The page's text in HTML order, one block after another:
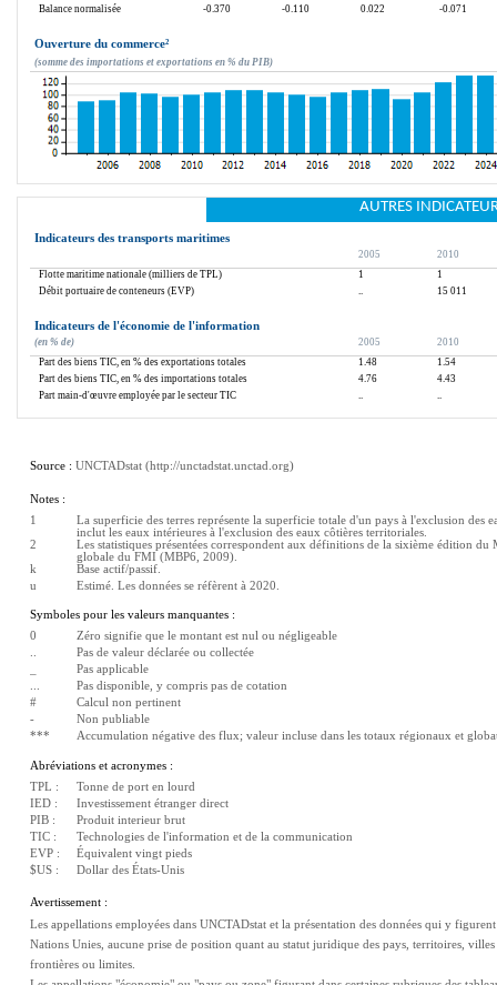
Balance normalisée
-0.370 -0.110 0.022 -0.071
Ouverture du commerce²
(somme des importations et exportations en % du PIB)
AUTRES
Indicateurs des transports maritimes
2005
2010
Flotte maritime nationale (milliers de TPL)
1
1
Débit portuaire de conteneurs (EVP)
15 011
Indicateurs de l'économie de l'information
(en % de) 2005
2010
Part des biens TIC, en % des exportations totales
1.48
1.54
Part des biens TIC, en % des importations totales
4.76
4.43
Part main-d'œuvre employée par le secteur TIC
Source : UNCTADstat (http://unctadstat.unctad.org)
Notes :
1
La superficie des terres représente la superficie totale d'un pays à l'exclusion
inclut les eaux intérieures à l'exclusion des eaux côtières territoriales.
2
Les statistiques présentées correspondent aux définitions de la sixième édition
globale du FMI (MBP6, 2009).
k
Base actif/passif.
u
Estimé. Les données se réfèrent à 2020.
Symboles pour les valeurs manquantes :
0
Zéro signifie que le montant est nul ou négligeable
Pas de valeur déclarée ou collectée
Pas applicable
Pas disponible, y compris pas de cotation
#
Calcul non pertinent
-
Non publiable
***
Accumulation négative des flux; valeur incluse dans les totaux régionaux et
Abréviations et acronymes :
TPL :
Tonne de port en lourd
IED :
Investissement étranger direct
PIB :
Produit interieur brut
TIC :
Technologies de l'information et de la communication
EVP :
Équivalent vingt pieds
$US :
Dollar des États-Unis
Avertissement :
Les appellations employées dans UNCTADstat et la présentation des données qui y
Nations Unies, aucune prise de position quant au statut juridique des pays, territoires,
frontières ou limites.